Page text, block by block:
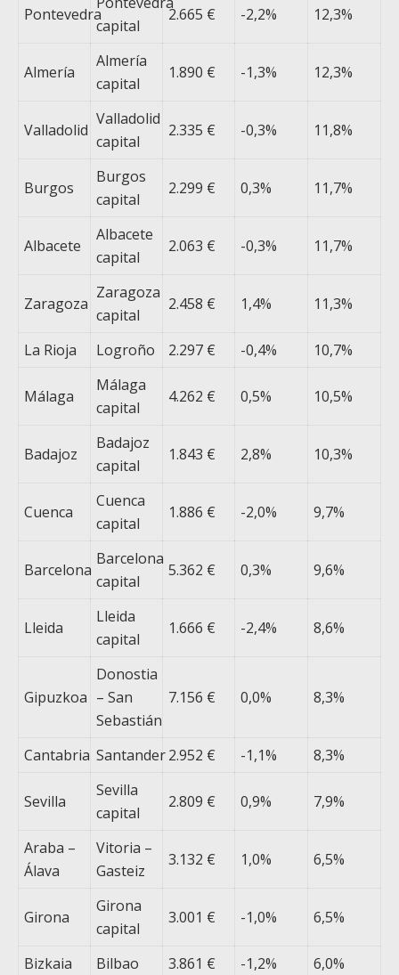
Pontevedra
capital
2.665 € -2,2% 12,3%
Almería
Almería
capital
1.890 € -1,3% 12,3%
Valladolid
Valladolid
capital
2.335 € -0,3% 11,8%
Burgos
Burgos
capital
2.299 € 0,3% 11,7%
Albacete
Albacete
capital
2.063 € -0,3% 11,7%
Zaragoza
Zaragoza
capital
2.458 € 1,4% 11,3%
La Rioja Logroño 2.297 € -0,4% 10,7%
Málaga
Málaga
capital
4.262 € 0,5% 10,5%
Badajoz
Badajoz
capital
1.843 € 2,8% 10,3%
Cuenca
Cuenca
capital
1.886 € -2,0% 9,7%
Barcelona
Barcelona
capital
5.362 € 0,3% 9,6%
Lleida
Lleida
capital
1.666 € -2,4% 8,6%
Gipuzkoa
Donostia
– San
Sebastián
7.156 € 0,0% 8,3%
Cantabria Santander2.952 € -1,1% 8,3%
Sevilla
Sevilla
capital
2.809 € 0,9% 7,9%
Araba –
Álava
Vitoria –
Gasteiz
3.132 € 1,0% 6,5%
Girona
Girona
capital
3.001 € -1,0% 6,5%
Bizkaia Bilbao 3.861 € -1,2% 6,0%